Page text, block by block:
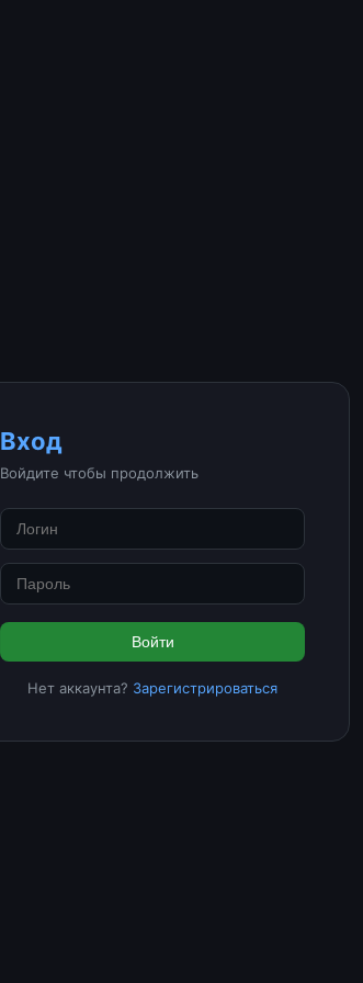
Вход
Войдите чтобы продолжить
Войти
Нет аккаунта? Зарегистрироваться